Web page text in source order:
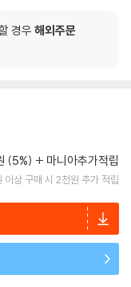
경우 해외주문
(5%) 마니아추가적립
이상 구매 시 2천원 추가 적립